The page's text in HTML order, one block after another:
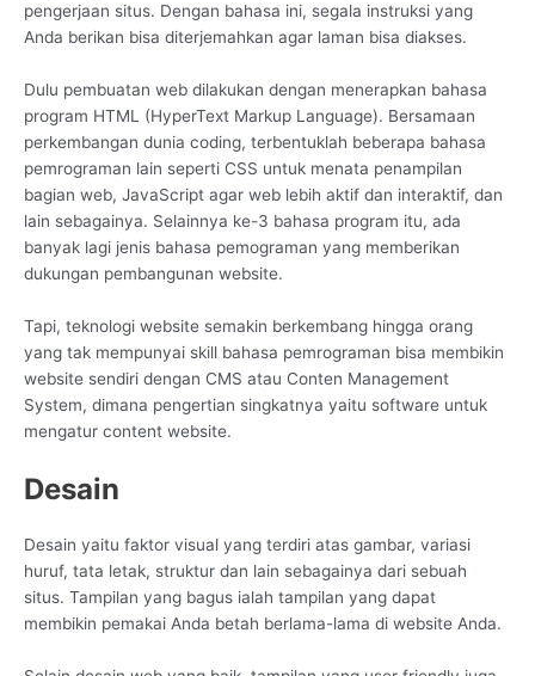
pengerjaan situs. Dengan bahasa ini, segala instruksi yang
Anda berikan bisa diterjemahkan agar laman bisa diakses.
Dulu pembuatan web dilakukan dengan menerapkan bahasa
program HTML (HyperText Markup Language). Bersamaan
perkembangan dunia coding, terbentuklah beberapa bahasa
pemrograman lain seperti CSS untuk menata penampilan
bagian web, JavaScript agar web lebih aktif dan interaktif, dan
lain sebagainya. Selainnya ke-3 bahasa program itu, ada
banyak lagi jenis bahasa pemograman yang memberikan
dukungan pembangunan website.
Tapi, teknologi website semakin berkembang hingga orang
yang tak mempunyai skill bahasa pemrograman bisa membikin
website sendiri dengan CMS atau Conten Management
System, dimana pengertian singkatnya yaitu software untuk
mengatur content website.
Desain
Desain yaitu faktor visual yang terdiri atas gambar, variasi
huruf, tata letak, struktur dan lain sebagainya dari sebuah
situs. Tampilan yang bagus ialah tampilan yang dapat
membikin pemakai Anda betah berlama-lama di website Anda.